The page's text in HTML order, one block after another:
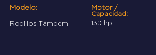
Modelo:
Rodillos Támdem
Motor /
Capacidad:
130 hp